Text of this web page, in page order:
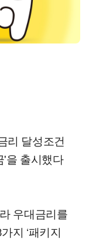
리 달성조건
'을 출시했다
우대금리를
지 ‘패키지